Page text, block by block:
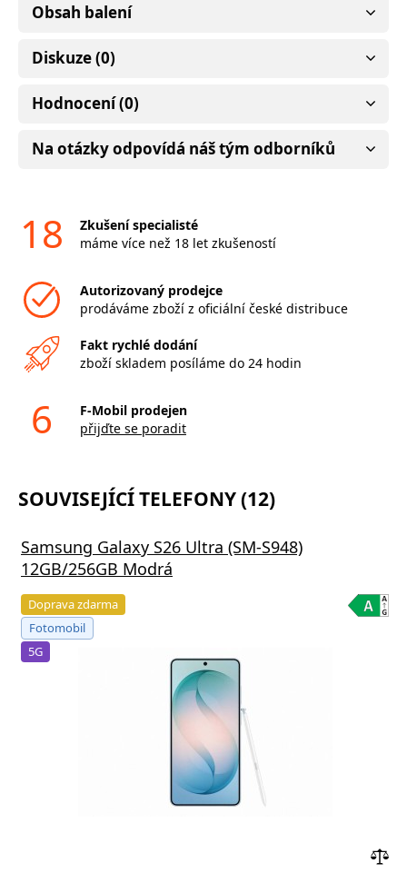
Obsah balení
Diskuze (0)
Hodnocení (0)
Na otázky odpovídá náš tým odborníků
18
Zkušení specialisté
máme více než 18 let zkušeností
Autorizovaný prodejce
prodáváme zboží z oficiální české distribuce
Fakt rychlé dodání
zboží skladem posíláme do 24 hodin
6
F-Mobil prodejen
přijďte se poradit
SOUVISEJÍCÍ TELEFONY (12)
Samsung Galaxy S26 Ultra (SM-S948)
12GB/256GB Modrá
Doprava zdarma
Fotomobil
5G